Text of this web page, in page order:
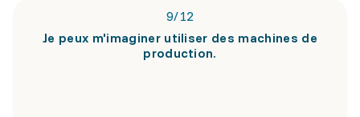
9/12
Je peux m'imaginer utiliser des machines de
production.